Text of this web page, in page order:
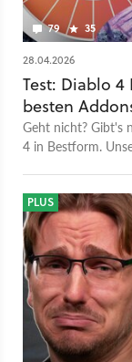
79 35
28.04.2026
Test: Diablo
besten
Geht nicht? Gibt's
4 in Bestform.
PLUS